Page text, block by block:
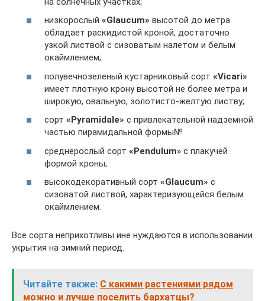
низкорослый «Glaucum» высотой до метра
обладает раскидистой кроной, достаточно
узкой листвой с сизоватым налетом и белым
окаймлением;
полувечнозеленый кустарниковый сорт «Viсаri»
имеет плотную крону высотой не более метра и
широкую, овальную, золотисто-желтую листву;
сорт «Pyramidale» с привлекательной надземной
частью пирамидальной формы№
среднерослый сорт «Pendulum» с плакучей
формой кроны;
высокодекоративный сорт «Glaucum» с
сизоватой листвой, характеризующейся белым
окаймлением.
Все сорта неприхотливы ине нуждаются в использовании
укрытия на зимний период.
Читайте также: С какими растениями рядом
можно и лучше поселить бархатцы?